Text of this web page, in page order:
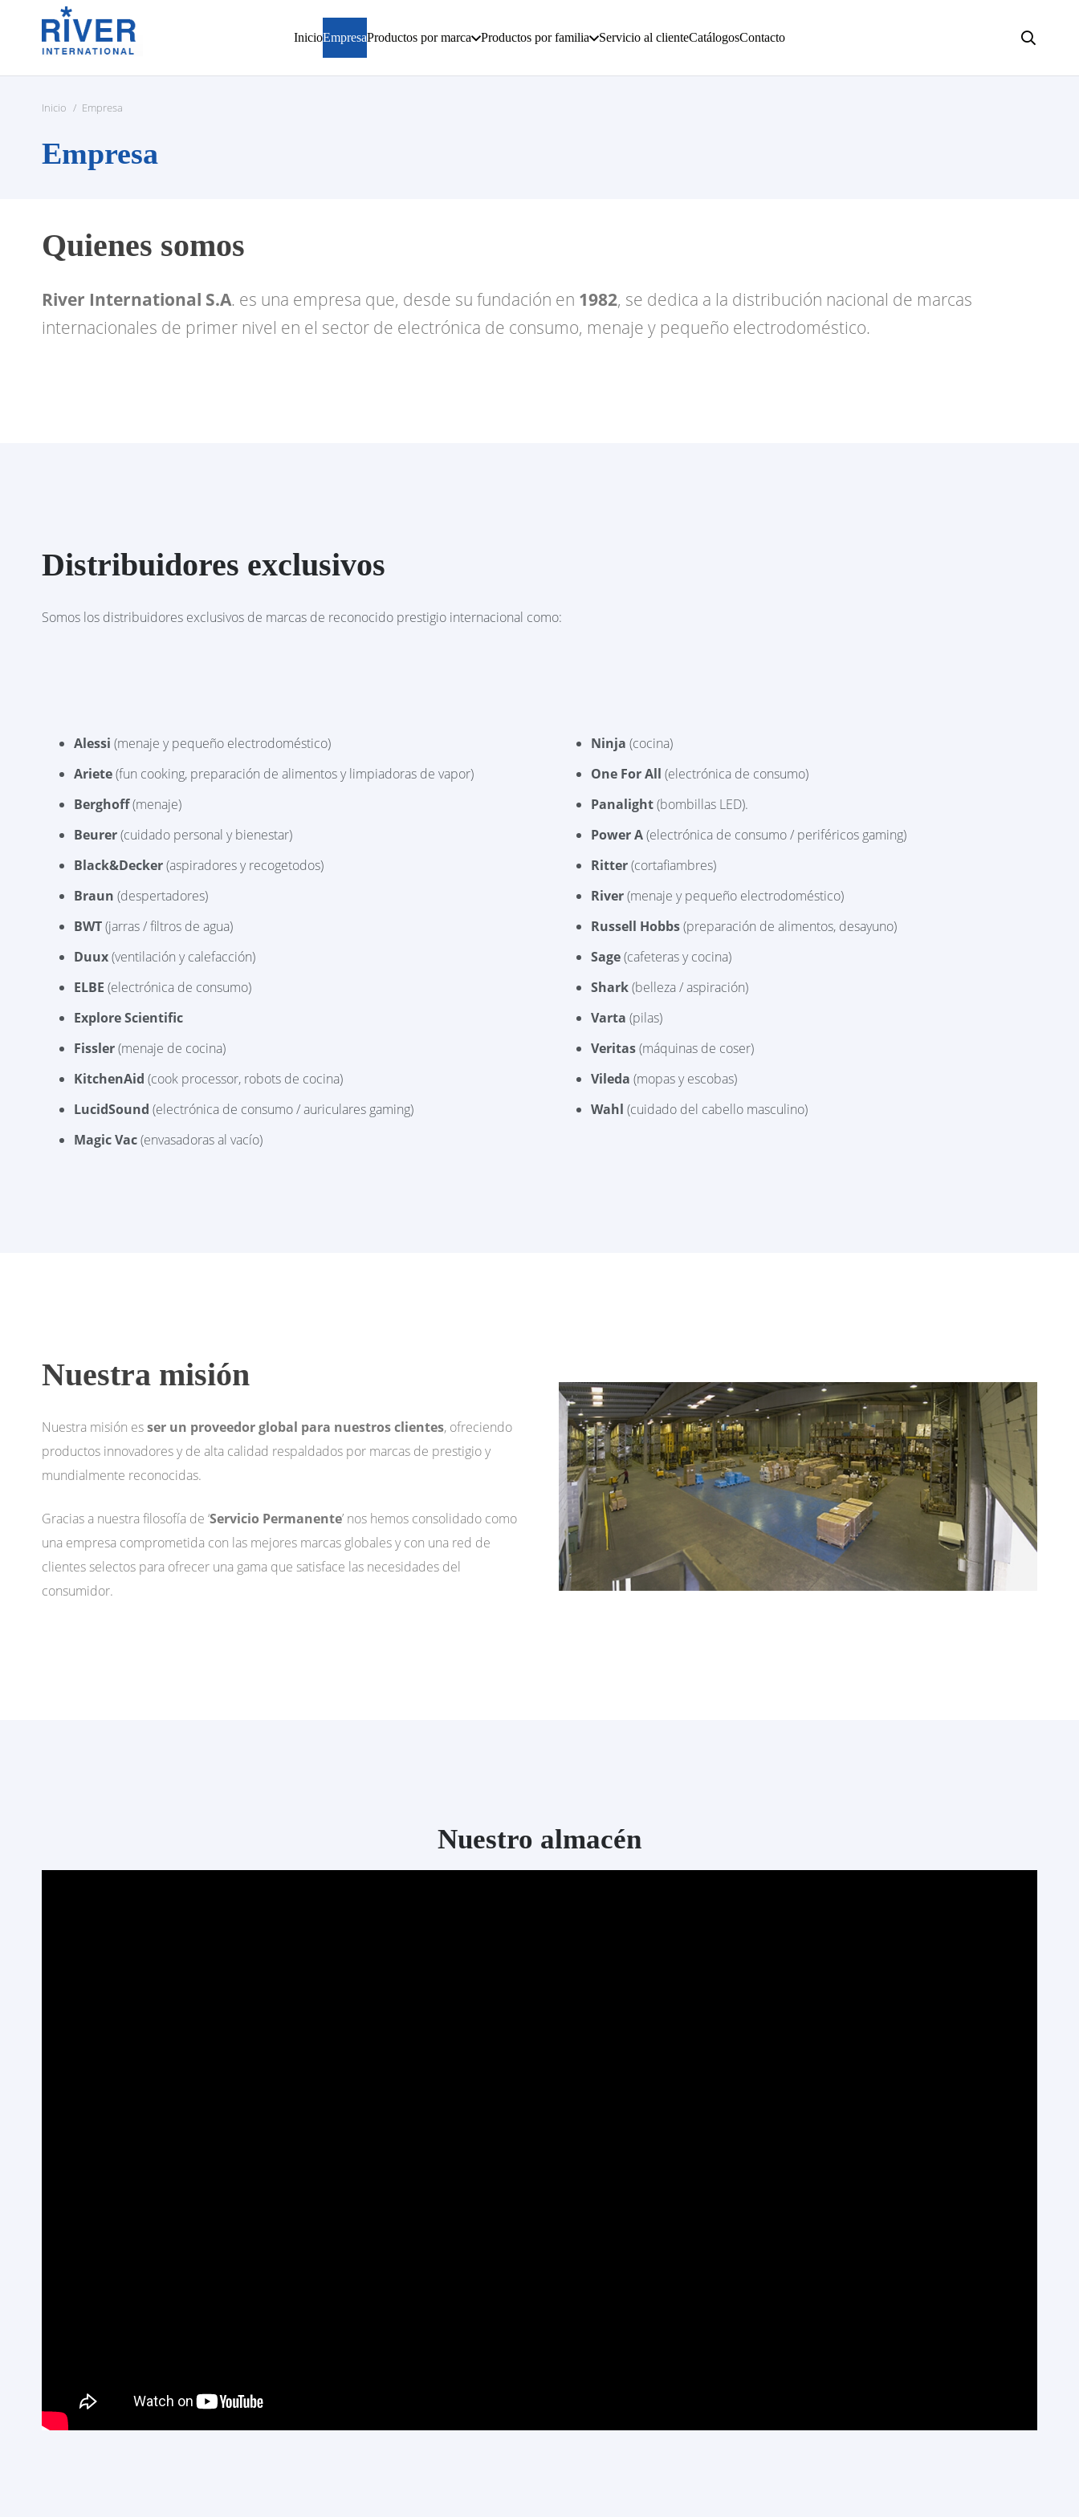
InicioEmpresaProductos por marca Productos por familia Servicio al clienteCatálogosContacto
Inicio / Empresa
Empresa
Quienes somos
River International S.A. es una empresa que, desde su fundación en 1982, se dedica a la distribución nacional de marcas
internacionales de primer nivel en el sector de electrónica de consumo, menaje y pequeño electrodoméstico.
Distribuidores exclusivos
Somos los distribuidores exclusivos de marcas de reconocido prestigio internacional como:
Alessi (menaje y pequeño electrodoméstico)
Ariete(fun cooking, preparación de alimentos y limpiadoras de vapor)
Berghoff(menaje)
Beurer(cuidado personal y bienestar)
Black&Decker(aspiradores y recogetodos)
Braun (despertadores)
BWT(jarras / filtros de agua)
Duux(ventilación y calefacción)
ELBE (electrónica de consumo)
Explore Scientific
Fissler(menaje de cocina)
KitchenAid (cook processor, robots de cocina)
LucidSound (electrónica de consumo / auriculares gaming)
Magic Vac(envasadoras al vacío)
Ninja (cocina)
One For All (electrónica de consumo)
Panalight(bombillas LED).
Power A(electrónica de consumo / periféricos gaming)
Ritter(cortafiambres)
River(menaje y pequeño electrodoméstico)
Russell Hobbs(preparación de alimentos, desayuno)
Sage(cafeteras y cocina)
Shark(belleza / aspiración)
Varta (pilas)
Veritas(máquinas de coser)
Vileda (mopas y escobas)
Wahl (cuidado del cabello masculino)
Nuestra misión
Nuestra misión esser un proveedor global para nuestros clientes, ofreciendo
productos innovadores y de alta calidad respaldados por marcas de prestigio y
mundialmente reconocidas.
Gracias a nuestra filosofía de ‘Servicio Permanente’ nos hemos consolidado como
una empresa comprometida con las mejores marcas globales y con una red de
clientes selectos para ofrecer una gama que satisface las necesidades del
consumidor.
Nuestro almacén